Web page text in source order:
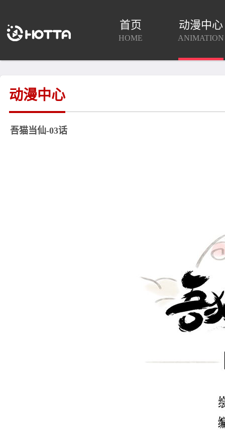
首页
HOME
动漫中心
ANIMATION
动漫中心
吾猫当仙-03话